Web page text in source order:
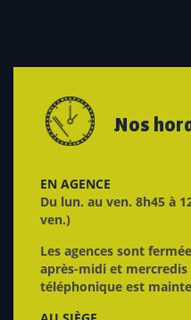
Nos
EN AGENCE
Du lun. au ven. 8h45 à
ven.)
Les agences sont
après-midi et
téléphonique est